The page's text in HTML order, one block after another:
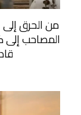
من الحرق إلى
المصاحب إلى